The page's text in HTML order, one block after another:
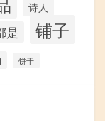
诗人
是 铺子
饼干